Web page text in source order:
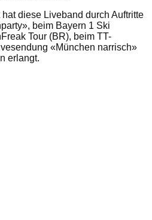
diese Liveband durch Auftritte
beim Bayern 1 Ski
Tour (BR), beim TT-
«München narrisch»
erlangt.